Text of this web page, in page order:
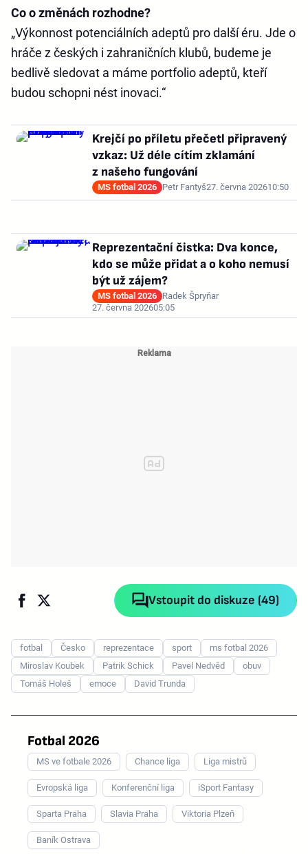
Co o změnách rozhodne?
„Výkonnost potenciálních adeptů pro další éru. Jde o
hráče z českých i zahraničních klubů, budeme je
bedlivě sledovat a máme portfolio adeptů, kteří
budou schopni nést inovaci.“
Krejčí po příletu přečetl připravený
vzkaz: Už déle cítím zklamání
z našeho fungování
MS fotbal 2026 Petr Fantyš27. června 202610:50
Reprezentační čistka: Dva konce,
kdo se může přidat a o koho nemusí
být už zájem?
MS fotbal 2026 Radek Špryňar
27. června 202605:05
Vstoupit do diskuze (49)
fotbal Česko reprezentace sport
ms fotbal 2026
Miroslav Koubek
Patrik Schick Pavel Nedvěd
obuv
Tomáš Holeš
emoce David Trunda
Fotbal 2026
MS ve fotbale 2026 Chance liga Liga mistrů
Evropská liga Konferenční liga iSport Fantasy
Sparta Praha Slavia Praha Viktoria Plzeň
Baník Ostrava